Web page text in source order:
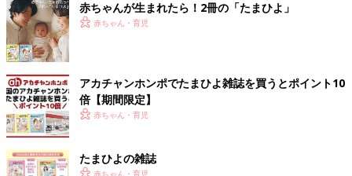
赤ちゃんが生まれたら！2冊の「たまひよ」
赤ちゃん・育児
アカチャンホンポでたまひよ雑誌を買うとポイント10
倍【期間限定】
赤ちゃん・育児
たまひよの雑誌